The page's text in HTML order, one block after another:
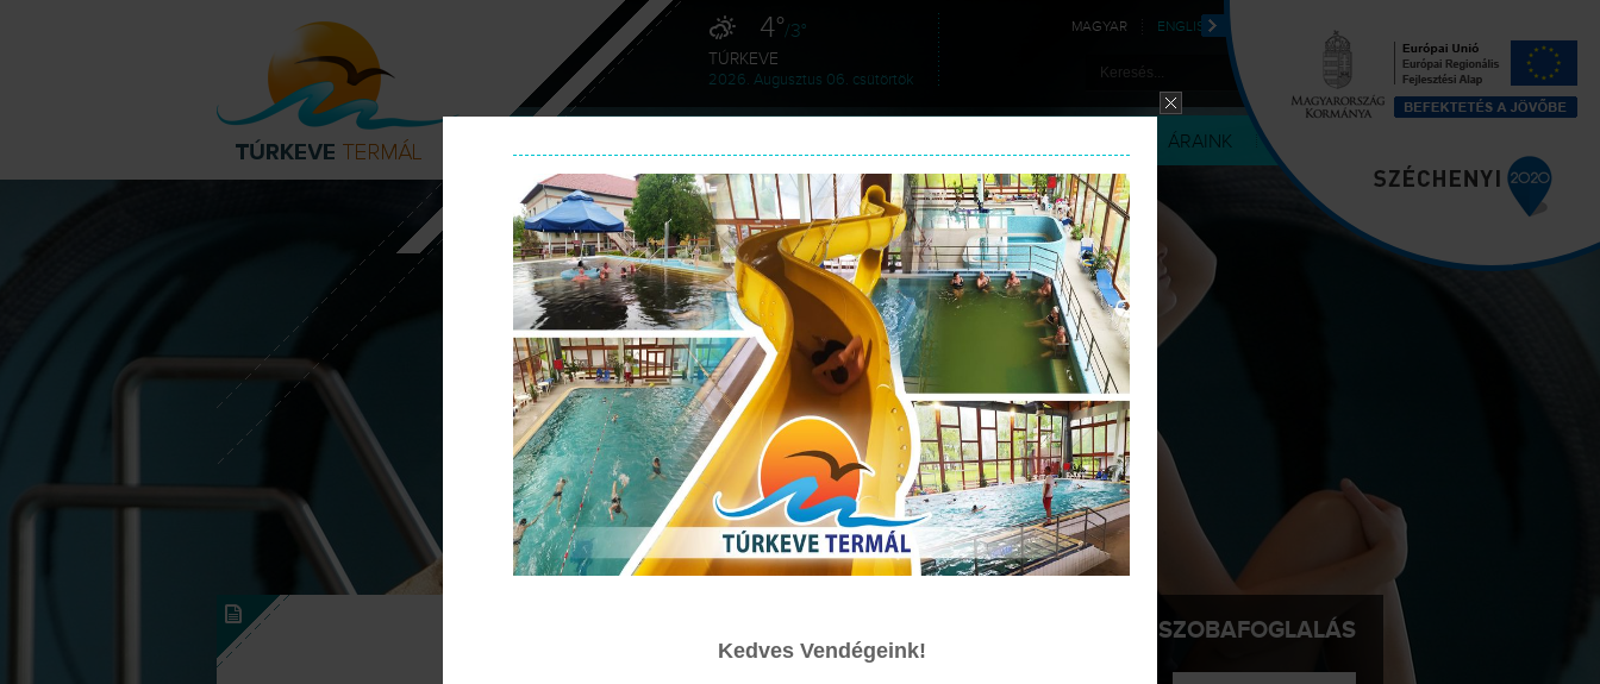
ÁRAINK
4°/3°
TÚRKEVE
2026. Augusztus 06. csütörtök
MAGYAR ENGLISH
IDŐJÁRÁS
AKTUÁLIS METEOROLÓGIAI ADATOK, KÖZVETLENÜL TÚRKEVÉRŐL.
SZOBAFOGLALÁS
Kedves Vendégeink!